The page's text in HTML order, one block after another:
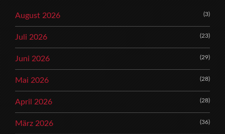
August 2026 (3)
Juli 2026 (23)
Juni 2026 (29)
Mai 2026 (28)
April 2026 (28)
März 2026 (36)